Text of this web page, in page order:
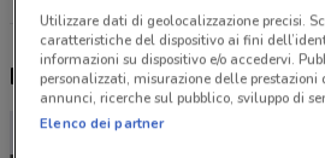
Nuovi prodotti da provare
Utilizzare dati di geolocalizzazione precisi.
caratteristiche del dispositivo ai fini
informazioni su dispositivo e/o accedervi.
personalizzati, misurazione delle
annunci, ricerche sul pubblico, sviluppo di
Elenco dei partner